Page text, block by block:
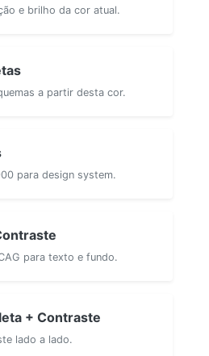
e brilho da cor atual.
a partir desta cor.
para design system.
para texto e fundo.
+ Contraste
lado a lado.